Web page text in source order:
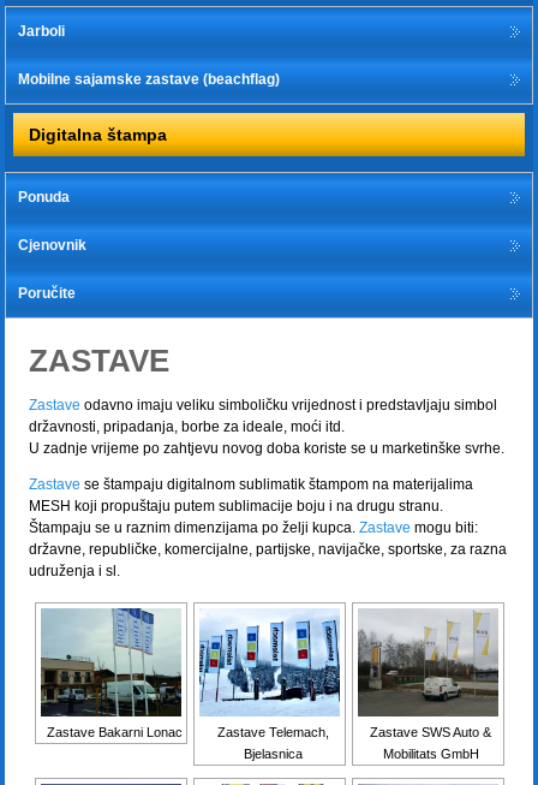
Jarboli
Mobilne sajamske zastave (beachflag)
Digitalna štampa
Ponuda
Cjenovnik
Poručite
ZASTAVE
Zastave odavno imaju veliku simboličku vrijednost i predstavljaju simbol
državnosti, pripadanja, borbe za ideale, moći itd.
U zadnje vrijeme po zahtjevu novog doba koriste se u marketinške svrhe.
Zastave se štampaju digitalnom sublimatik štampom na materijalima
MESH koji propuštaju putem sublimacije boju i na drugu stranu.
Štampaju se u raznim dimenzijama po želji kupca.Zastave mogu biti:
državne, republičke, komercijalne, partijske, navijačke, sportske, za razna
udruženja i sl.
Zastave Bakarni Lonac
Zastave Telemach,
Bjelasnica
Zastave SWS Auto &
Mobilitats GmbH